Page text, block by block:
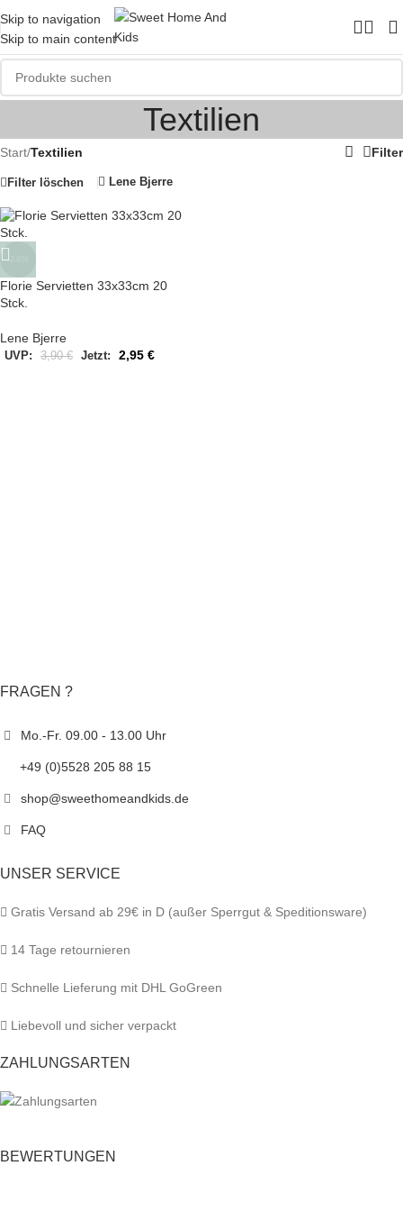
Skip to navigation
Skip to main content
Textilien
Start/Textilien Filter
Filter löschen Lene Bjerre
-24%
Florie Servietten 33x33cm 20
Stck.
Lene Bjerre
UVP: 3,90€ Jetzt: 2,95 €
FRAGEN ?
Mo.-Fr. 09.00 - 13.00 Uhr
+49 (0)5528 205 88 15
shop@sweethomeandkids.de
FAQ
UNSER SERVICE
Gratis Versand ab 29€ in D (außer Sperrgut & Speditionsware)
14 Tage retournieren
Schnelle Lieferung mit DHL GoGreen
Liebevoll und sicher verpackt
ZAHLUNGSARTEN
BEWERTUNGEN